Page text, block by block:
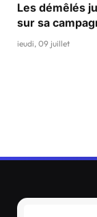
Les démêlés
sur sa
jeudi, 09 juillet